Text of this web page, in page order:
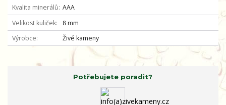
Kvalita minerálů AAA
Velikost kuliček
8 mm
Výrobce
Živé kameny
Potřebujete poradit?